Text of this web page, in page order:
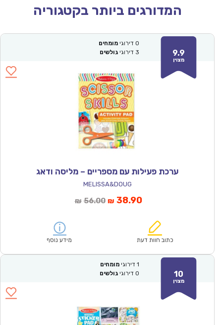
המדורגים ביותר בקטגוריה
9.9
מצוין
0 דירוגי מומחים
3 דירוגי גולשים
ערכת פעילות עם מספריים – מליסה ודאג
MELISSA&DOUG
₪ 56.00המחיר
₪56.00.
₪ 38.90המחיר
הוא:
כתוב חוות דעת מידע נוסף
10
מצוין
1 דירוגי מומחים
0 דירוגי גולשים